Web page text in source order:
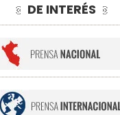
DE INTERÉS